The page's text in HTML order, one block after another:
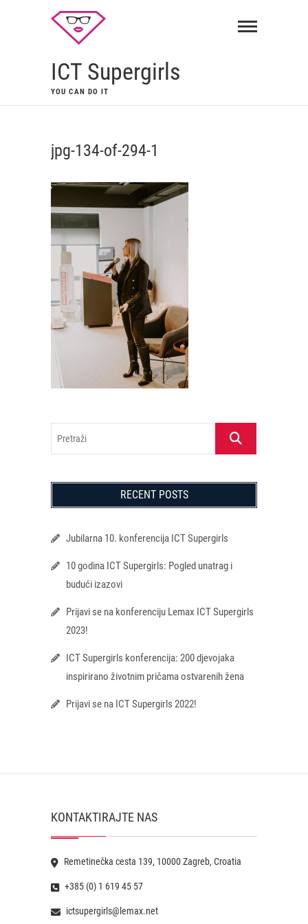
ICT Supergirls
YOU CAN DO IT
jpg-134-of-294-1
Pretraži
RECENT POSTS
Jubilarna 10. konferencija ICT Supergirls
10 godina ICT Supergirls: Pogled unatrag i
budući izazovi
Prijavi se na konferenciju Lemax ICT Supergirls
2023!
ICT Supergirls konferencija: 200 djevojaka
inspirirano životnim pričama ostvarenih žena
Prijavi se na ICT Supergirls 2022!
KONTAKTIRAJTE NAS
Remetinečka cesta 139, 10000 Zagreb, Croatia
+385 (0) 1 619 45 57
ictsupergirls@lemax.net